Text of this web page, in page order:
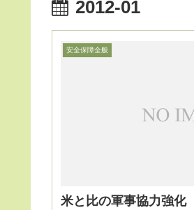
2012-01
安全保障全般
米と比の軍事協力強化